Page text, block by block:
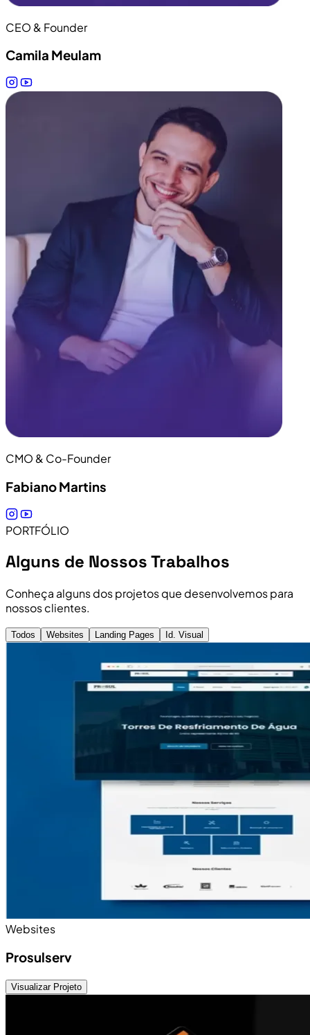
CEO & Founder
Camila Meulam
CMO & Co-Founder
Fabiano Martins
PORTFÓLIO
Alguns de Nossos Trabalhos
Conheça alguns dos projetos que desenvolvemos para
nossos clientes.
Todos Websites Landing Pages Id. Visual
Websites
Prosulserv
Visualizar Projeto